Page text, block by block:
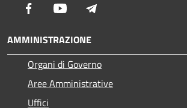
Facebook Youtube
AMMINISTRAZIONE
Organi di Governo
Aree Amministrative
Uffici